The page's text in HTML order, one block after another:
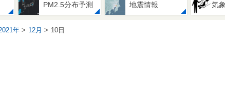
PM2.5分布予測 地震情報 気
年 12月 10日